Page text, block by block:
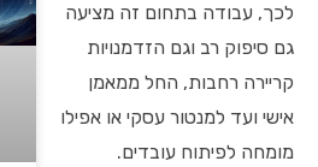
לכך, עבודה בתחום זה מציעה
גם סיפוק רב וגם הזדמנויות
קריירה רחבות, החל ממאמן
אישי ועד למנטור עסקי או אפילו
מומחה לפיתוח עובדים.